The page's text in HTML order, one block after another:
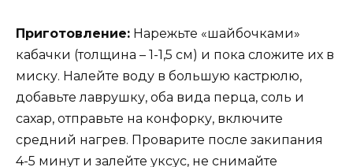
Приготовление: Нарежьте «шайбочками»
кабачки (толщина – 1-1,5 см) и пока сложите их в
миску. Налейте воду в большую кастрюлю,
добавьте лаврушку, оба вида перца, соль и
сахар, отправьте на конфорку, включите
средний нагрев. Проварите после закипания
4-5 минут и залейте уксус, не снимайте